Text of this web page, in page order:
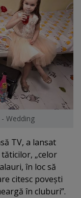
Wedding
TV, a lansat
„celor
în loc să
citesc poveşti
în cluburi”.